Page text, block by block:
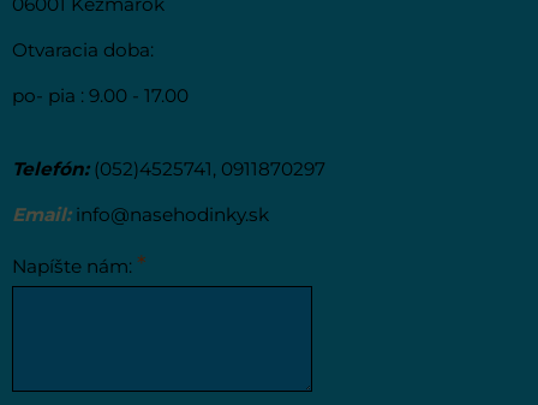
Otvaracia doba:
po- pia : 9.00 - 17.00
Telefón:(052)4525741, 0911870297
Email: info@nasehodinky.sk
Napíšte nám: *